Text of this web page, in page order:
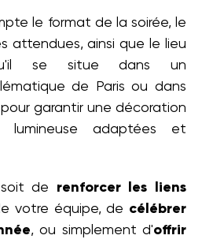
le format de la soirée, le
attendues, ainsi que le lieu
se situe dans un
de Paris ou dans
garantir une décoration
adaptées et
de renforcer les liens
votre équipe, de célébrer
, ou simplement d'offrir